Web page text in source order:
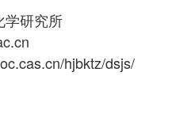
学研究所
hjbktz/dsjs/